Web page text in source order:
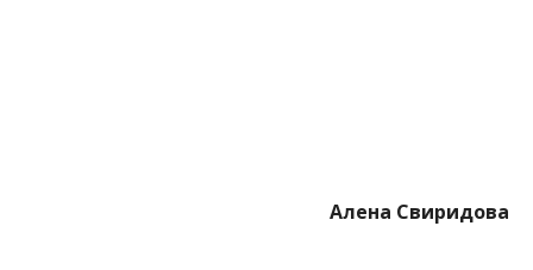
Алена Свиридова